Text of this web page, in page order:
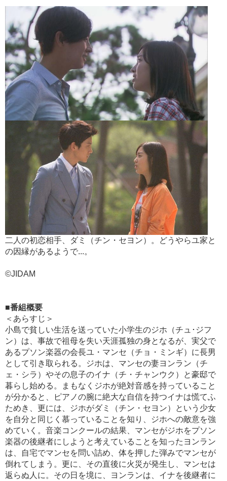
二人の初恋相手、ダミ（チン・セヨン）。どうやらユ家と
の因縁があるようで...。
©JIDAM
■番組概要
＜あらすじ＞
小島で貧しい生活を送っていた小学生のジホ（チュ･ジフ
ン）は、事故で祖母を失い天涯孤独の身となるが、実父で
あるプソン楽器の会長ユ・マンセ（チョ・ミンギ）に長男
として引き取られる。ジホは、マンセの妻ヨンラン（チ
ェ・シラ）やその息子のイナ（チ・チャンウク）と豪邸で
暮らし始める。まもなくジホが絶対音感を持っていること
が分かると、ピアノの腕に絶大な自信を持つイナは慌てふ
ためき、更には、ジホがダミ（チン・セヨン）という少女
を自分と同じく慕っていることを知り、ジホへの敵意を強
めていく。音楽コンクールの結果、マンセがジホをプソン
楽器の後継者にしようと考えていることを知ったヨンラン
は、自宅でマンセを問い詰め、体を押した弾みでマンセが
倒れてしまう。更に、その直後に火災が発生し、マンセは
返らぬ人に。その日を境に、ヨンランは、イナを後継者に